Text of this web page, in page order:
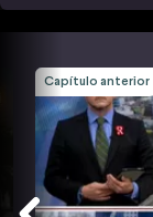
Capítulo anterior